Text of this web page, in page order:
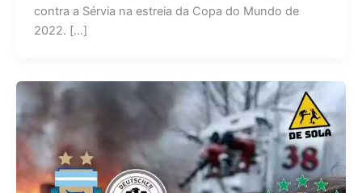
contra a Sérvia na estreia da Copa do Mundo de
2022. […]